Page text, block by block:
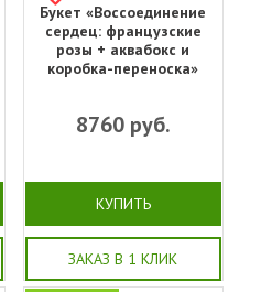
Букет «Воссоединение
сердец: французские
розы + аквабокс и
коробка-переноска»
8760руб.
КУПИТЬ
ЗАКАЗ В 1 КЛИК